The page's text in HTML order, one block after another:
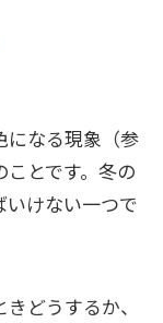
になる現象（参
ことです。冬の
けない一つで
どうするか、